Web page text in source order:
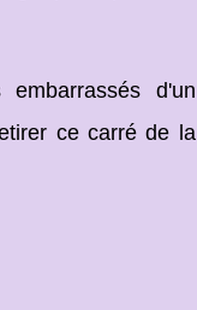
embarrassés d'un
ce carré de la